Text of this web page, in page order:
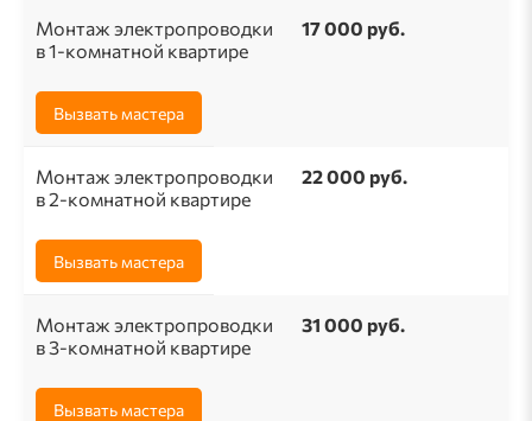
Монтаж электропроводки
в 1-комнатной квартире
17 000 руб.
Вызвать мастера
Монтаж электропроводки
в 2-комнатной квартире
22 000 руб.
Вызвать мастера
Монтаж электропроводки
в 3-комнатной квартире
31 000 руб.
Вызвать мастера